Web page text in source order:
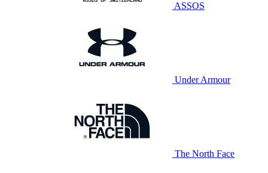
ASSOS
Under Armour
The North Face